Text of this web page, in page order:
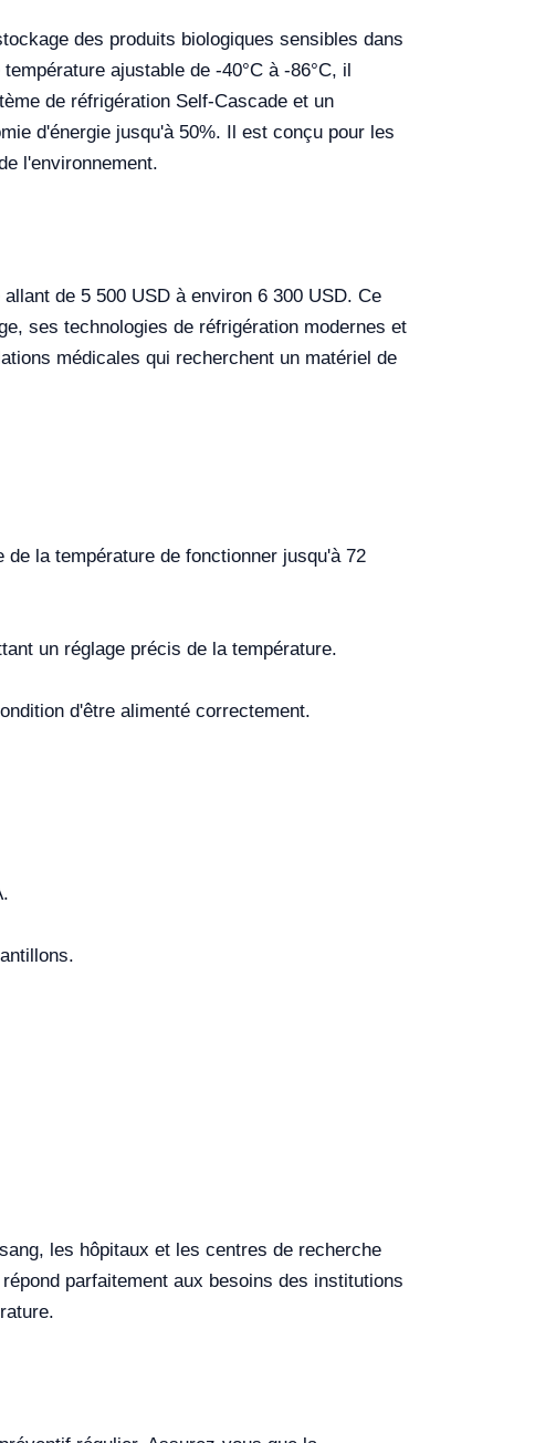
des produits biologiques sensibles dans
ajustable de -40°C à -86°C, il
de réfrigération Self-Cascade et un
d'énergie jusqu'à 50%. Il est conçu pour les
l'environnement.
de 5 500 USD à environ 6 300 USD. Ce
ses technologies de réfrigération modernes et
médicales qui recherchent un matériel de
la température de fonctionner jusqu'à 72
un réglage précis de la température.
d'être alimenté correctement.
les hôpitaux et les centres de recherche
parfaitement aux besoins des institutions